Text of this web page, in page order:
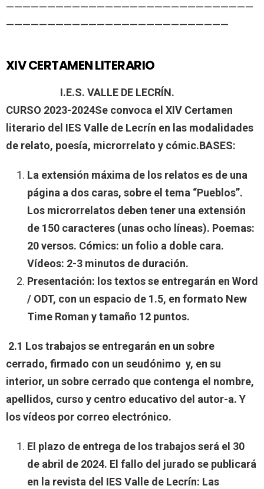
——————————————————————————————
———————————————————————————
XIV CERTAMEN LITERARIO
I.E.S. VALLE DE LECRÍN.
CURSO 2023-2024Se convoca el XIV Certamen
literario del IES Valle de Lecrín en las modalidades
de relato, poesía, microrrelato y cómic.BASES:
La extensión máxima de los relatos es de una
página a dos caras, sobre el tema “Pueblos”.
Los microrrelatos deben tener una extensión
de 150 caracteres (unas ocho líneas). Poemas:
20 versos. Cómics: un folio a doble cara.
Vídeos: 2-3 minutos de duración.
Presentación: los textos se entregarán en Word
/ ODT, con un espacio de 1.5, en formato New
Time Roman y tamaño 12 puntos.
2.1 Los trabajos se entregarán en un sobre
cerrado, firmado con un seudónimo y, en su
interior, un sobre cerrado que contenga el nombre,
apellidos, curso y centro educativo del autor-a. Y
los vídeos por correo electrónico.
El plazo de entrega de los trabajos será el 30
de abril de 2024. El fallo del jurado se publicará
en la revista del IES Valle de Lecrín: Las